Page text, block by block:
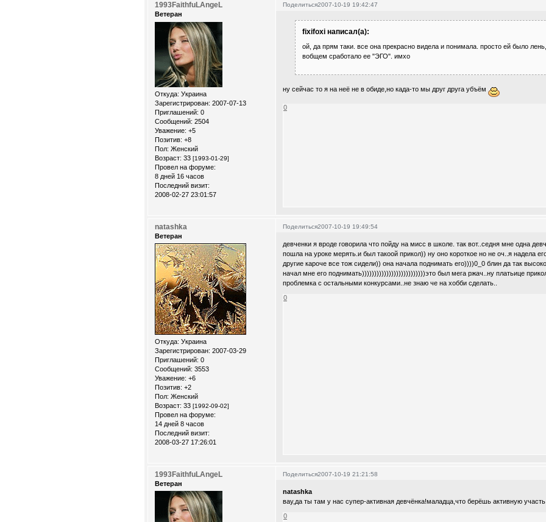
Поделиться2007-10-19 19:42:47
1993FaithfuLAngeL
Ветеран
Откуда: Украина
Зарегистрирован: 2007-07-13
Приглашений: 0
Сообщений: 2504
Уважение: +5
Позитив: +8
Пол: Женский
Возраст: 33 [1993-01-29]
Провел на форуме:
8 дней 16 часов
Последний визит:
2008-02-27 23:01:57
fixifoxi написал(а):
ой, да прям таки. все она прекрасно видела и понимала. просто ей было
вобщем сработало ее "ЭГО". имхо
ну сейчас то я на неё не в обиде,но када-то мы друг друга убъём
0
Поделиться2007-10-19 19:49:54
natashka
Ветеран
Откуда: Украина
Зарегистрирован: 2007-03-29
Приглашений: 0
Сообщений: 3553
Уважение: +6
Позитив: +2
Пол: Женский
Возраст: 33 [1992-09-02]
Провел на форуме:
14 дней 8 часов
Последний визит:
2008-03-27 17:26:01
девченки я вроде говорила что пойду на мисс в школе. так вот..седня мне одна
пошла на уроке мерять.и был такоой прикол)) ну оно короткое но не оч..я надела
другие кароче все тож сидели)) она начала поднимать его))))0_0 блин да так
начал мне его поднимать))))))))))))))))))))))))))это был мега ржач..ну платьице
проблемка с остальными конкурсами..не знаю че на хобби сделать..
0
Поделиться2007-10-19 21:21:58
1993FaithfuLAngeL
Ветеран
natashka
вау,да ты там у нас супер-активная девчёнка!маладца,что берёшь активную
0